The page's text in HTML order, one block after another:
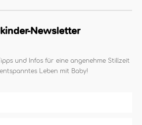
Newsletter
und Infos für eine angenehme Stillzeit
Leben mit Baby!